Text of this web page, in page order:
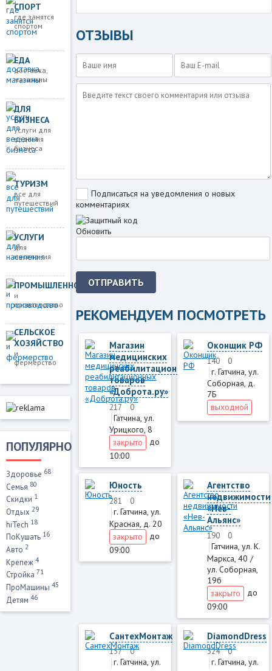
СПОРТ
где занятся
спортом
ЕДА
доставка,
магазины
ДЛЯ
БИЗНЕСА
услуги для
ведения
бизнеса
ТУРИЗМ
все для
путешествий
УСЛУГИ
для
населения
ПРОМЫШЛЕННОСТЬ
и
производство
СЕЛЬСКОЕ
ХОЗЯЙСТВО
и
фермерство
ПОПУЛЯРНО
Здоровье 68
Семья 80
Скидки 1
Отдых 29
hiTech 18
ПоКушать 16
Авто 2
Крепеж 4
Стройка 71
ПроМашины 45
Детям 46
ОТЗЫВЫ
Подписаться на уведомления о новых
комментариях
Обновить
ОТПРАВИТЬ
РЕКОМЕНДУЕМ ПОСМОТРЕТЬ
Магазин
медицинских
реабилитационных
товаров
«Доброта.ру»
217 0
Гатчина, ул.
Урицкого, 8
закрыто
до
10:00
Оконщик РФ
140 0
г. Гатчина, ул.
Соборная, д.
7Б
выходной
Юность
281 0
г. Гатчина, ул.
Красная, д. 20
закрыто
до
09:00
Агентство
недвижимости
«Нев-
Альянс»
190 0
Гатчина, ул. К.
Маркса, 40 /
ул. Соборная,
19б
закрыто
до
09:00
СантехМонтаж
157 0
г. Гатчина, ул.
DiamondDress
324 0
г. Гатчина, ул.